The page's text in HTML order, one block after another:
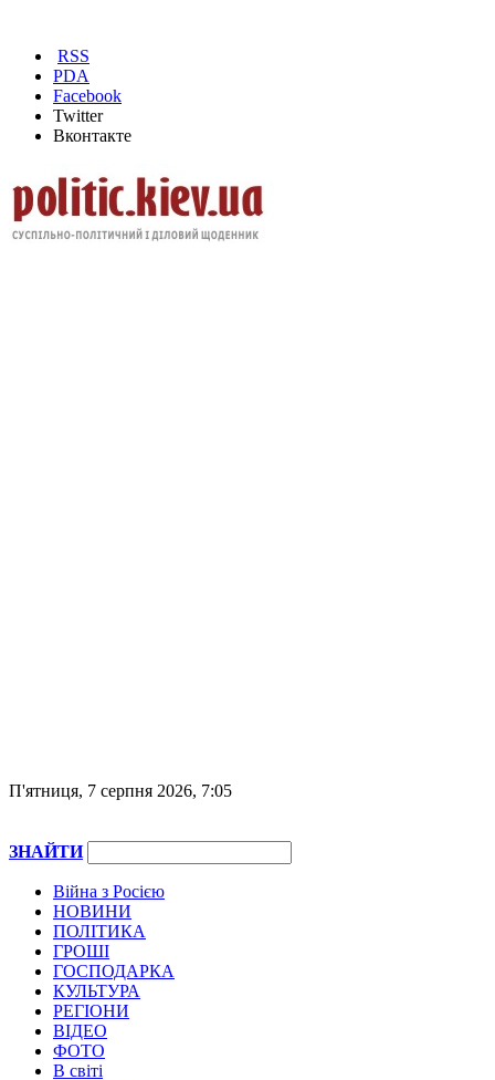
RSS
PDA
Facebook
Twitter
Вконтакте
П'ятниця, 7 серпня 2026, 7:05
ЗНАЙТИ
Війна з Росією
НОВИНИ
ПОЛІТИКА
ГРОШІ
ГОСПОДАРКА
КУЛЬТУРА
РЕГІОНИ
ВІДЕО
ФОТО
В світі